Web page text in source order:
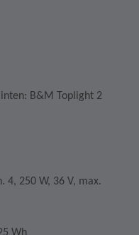
B&M Toplight 2
4, 250 W, 36 V, max.